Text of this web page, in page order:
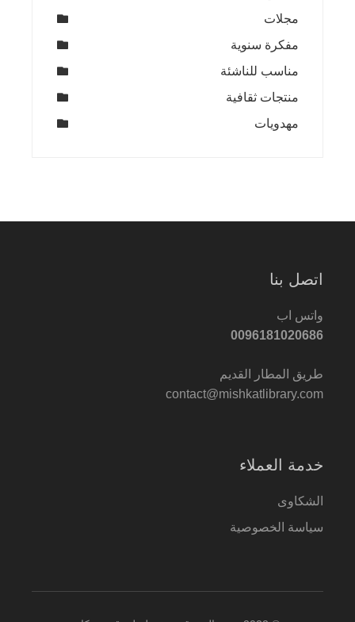
مجلات
مفكرة سنوية
مناسب للناشئة
منتجات ثقافية
مهدويات
اتصل بنا
واتس اب
0096181020686
طريق المطار القديم
contact@mishkatlibrary.com
خدمة العملاء
الشكاوى
سياسة الخصوصية